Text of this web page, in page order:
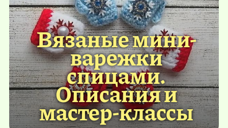
Вязаные мини-
варежки
спицами.
Описания и
мастер-классы